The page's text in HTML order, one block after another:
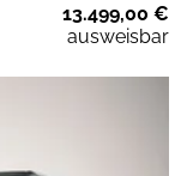
13.499,00 €
ausweisbar